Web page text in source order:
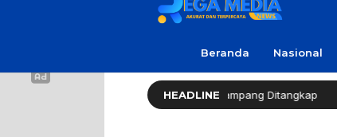
Beranda Nasional
HEADLINE
Warga Soal Utang, 3 Pria di Sampang Ditangkap